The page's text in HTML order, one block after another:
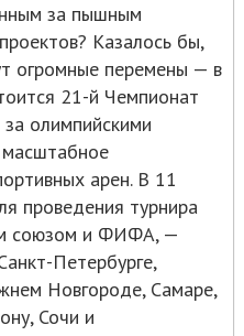
за пышным
Казалось бы,
огромные перемены — в
21-й Чемпионат
олимпийскими
масштабное
арен. В 11
проведения турнира
союзом и ФИФА, —
Петербурге,
Новгороде, Самаре,
Сочи и